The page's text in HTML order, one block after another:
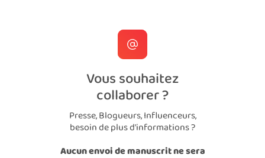
Vous souhaitez
collaborer ?
Presse, Blogueurs, Influenceurs,
besoin de plus d'informations ?
Aucun envoi de manuscrit ne sera